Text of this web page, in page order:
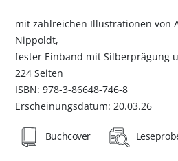
mit zahlreichen Illustrationen von
Nippoldt,
fester Einband mit Silberprägung
224 Seiten
ISBN: 978-3-86648-746-8
Erscheinungsdatum: 20.03.26
Buchcover